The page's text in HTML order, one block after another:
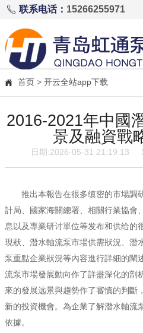
联系电话： 15266255971
首页 >开云全站app下载
2016-2021年中國
景及融資戰
日期:2026-05-31 21:19:13
推出本報告在很多缜密的市場調
計局、國家海關總署、相關行業協會
息以及專業研讨單位等发布和供给的
現狀、潛水軸流泵市場供需狀況、潛
泵重點企業狀況等內容進行詳細的闡
流泵市場發展動向作了詳盡深化的剖
來的發展远景與趨勢作了審慎的判斷
新的投資機會。為企業了解潛水軸流
依據。